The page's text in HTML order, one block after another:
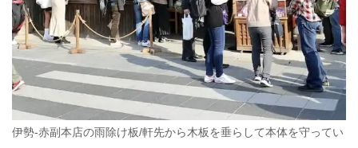
伊勢-赤副本店の雨除け板/軒先から木板を垂らして本体を守ってい